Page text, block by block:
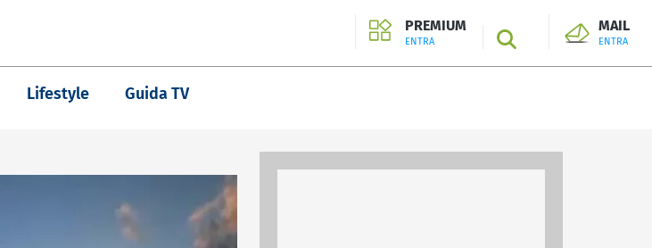
PREMIUM
ENTRA SEARCH
MAIL
ENTRA
Lifestyle Guida TV